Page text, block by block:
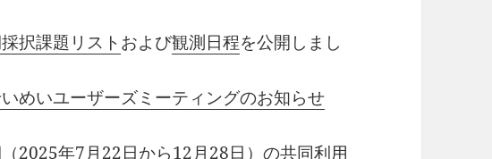
択課題リストおよび観測日程を公開しまし
めいユーザーズミーティングのお知らせ
2025年7月22日から12月28日）の共同利用